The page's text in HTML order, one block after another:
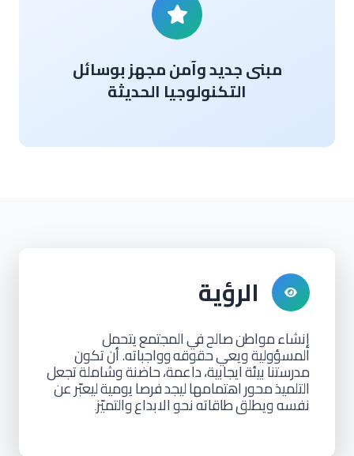
مبنى جديد وآمن مجهز بوسائل
التكنولوجيا الحديثة
الرؤية
إنشاءمواطنصالحفي المجتمعيتحمل
المسؤولية ويعي حقوقهوواجباته. أنتكون
مدرستنابيئةايجابية،داعمة،حاضنة وشاملةتجعل
التلميذمحوراهتمامهاليجدفرصايوميةليعبّرعن
نفسه ويطلقطاقاتهنحوالابداعوالتميّز.